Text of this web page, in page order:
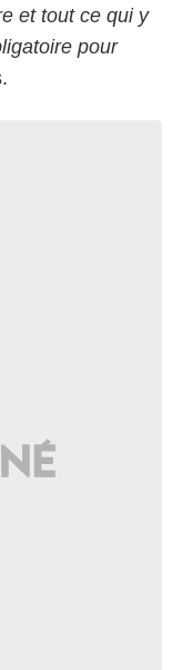
et tout ce qui y
pour